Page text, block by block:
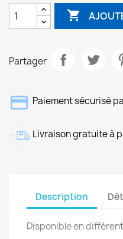

Partager
Paiement sécurisé
Livraison gratuite à
Description
Disponible en